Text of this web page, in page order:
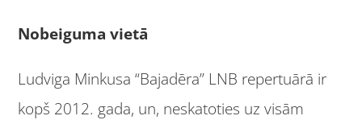
Nobeiguma vietā
Ludviga Minkusa “Bajadēra” LNB repertuārā ir
kopš 2012. gada, un, neskatoties uz visām